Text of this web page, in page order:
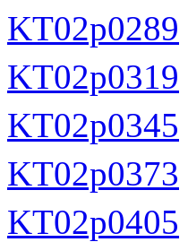
KT02p0289
KT02p0319
KT02p0345
KT02p0373
KT02p0405